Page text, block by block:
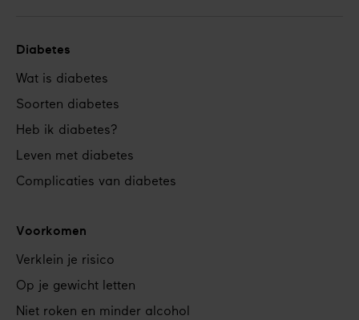
Footer
navigation
Diabetes
Wat is diabetes
Soorten diabetes
Heb ik diabetes?
Leven met diabetes
Complicaties van diabetes
Voorkomen
Verklein je risico
Op je gewicht letten
Niet roken en minder alcohol